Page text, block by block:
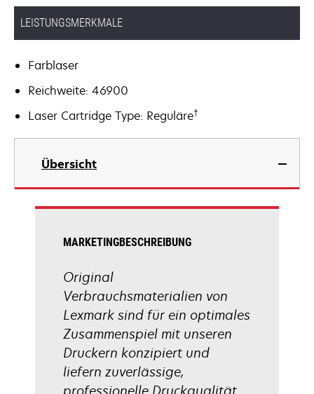
LEISTUNGSMERKMALE
Farblaser
Reichweite: 46900
Laser Cartridge Type: Reguläre†
Übersicht
MARKETINGBESCHREIBUNG
Original
Verbrauchsmaterialien von
Lexmark sind für ein optimales
Zusammenspiel mit unseren
Druckern konzipiert und
liefern zuverlässige,
professionelle Druckqualität.